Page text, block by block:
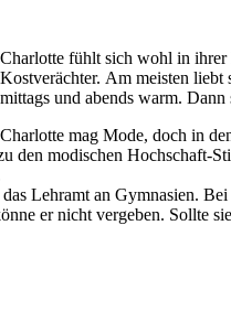
Charlotte fühlt sich wohl in ihrer
Kostverächter. Am meisten liebt
mittags und abends warm.
Charlotte mag Mode, doch in
den modischen Hochschaft-
Lehramt an Gymnasien.
er nicht vergeben. Sollte